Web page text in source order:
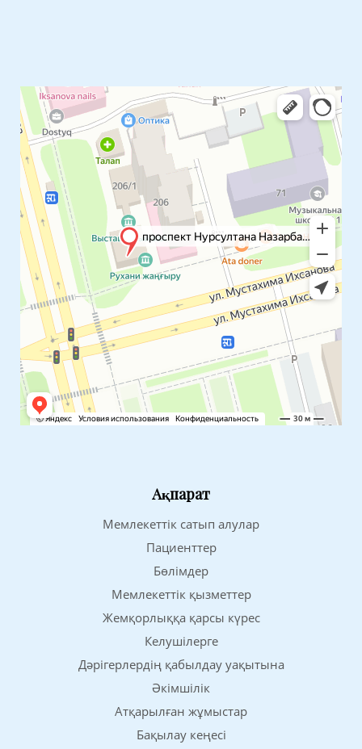
Ақпарат
Мемлекеттік сатып алулар
Пациенттер
Бөлімдер
Мемлекеттік қызметтер
Жемқорлыққа қарсы күрес
Келушілерге
Дәрігерлердің қабылдау уақытына
Әкімшілік
Атқарылған жұмыстар
Бақылау кеңесі